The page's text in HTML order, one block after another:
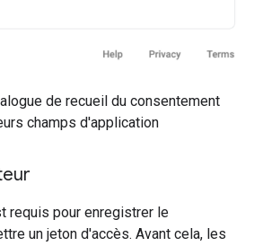
de recueil du consentement
champs d'application
requis pour enregistrer le
un jeton d'accès. Avant cela, les